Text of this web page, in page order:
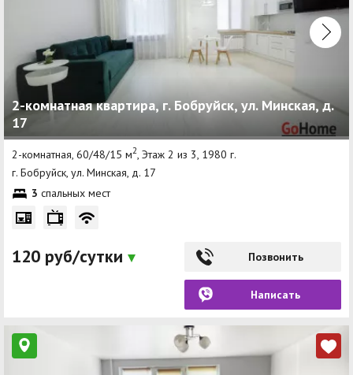
2-комнатная квартира, г. Бобруйск, ул. Минская, д.
17
2-комнатная, 60/48/15 м2 , Этаж 2 из 3, 1980 г.
г. Бобруйск, ул. Минская, д. 17
3 спальных мест
120 руб/сутки Позвонить
Написать